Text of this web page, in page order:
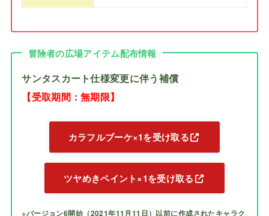
冒険者の広場アイテム配布情報
サンタスカート仕様変更に伴う補償
【受取期間：無期限】
カラフルブーケ×1を受け取る
ツヤめきペイント×1を受け取る
※バージョン6開始（2021年11月11日）以前に作成されたキャラク